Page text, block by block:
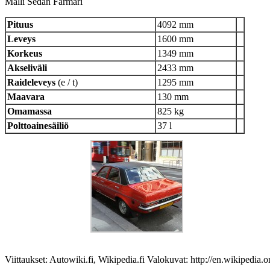
Pituus
4092 mm
Leveys
1600 mm
Korkeus
1349 mm
Akseliväli
2433 mm
Raideleveys (e / t)
1295 mm
Maavara
130 mm
Omamassa
825 kg
Polttoainesäiliö
37 l
Viittaukset: Autowiki.fi, Wikipedia.fi Valokuvat: http://